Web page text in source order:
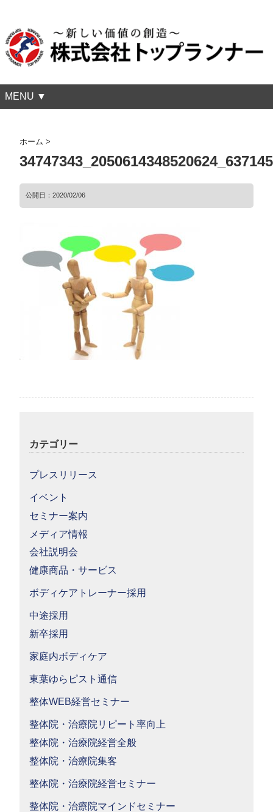
MENU ▼
ホーム >
公開日：2020/02/06
カテゴリー
プレスリリース
イベント
セミナー案内
メディア情報
会社説明会
健康商品・サービス
ボディケアトレーナー採用
中途採用
新卒採用
家庭内ボディケア
東葉ゆらピスト通信
整体WEB経営セミナー
整体院・治療院リピート率向上
整体院・治療院経営全般
整体院・治療院集客
整体院・治療院経営セミナー
整体院・治療院マインドセミナー